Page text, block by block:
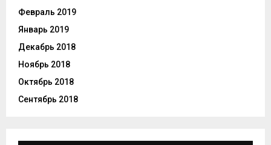
Февраль 2019
Январь 2019
Декабрь 2018
Ноябрь 2018
Октябрь 2018
Сентябрь 2018